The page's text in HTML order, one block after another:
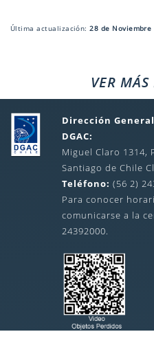
Última actualización:28 de Noviembre
VER
Dirección
DGAC:
Miguel Claro 1314,
Santiago de Chile
Teléfono: (56 2)
Para conocer
comunicarse a la
24392000.